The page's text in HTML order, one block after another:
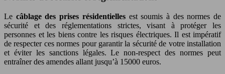
Le câblage des prises résidentielles est soumis à des normes de
sécurité et des réglementations strictes, visant à protéger les
personnes et les biens contre les risques électriques. Il est impératif
de respecter ces normes pour garantir la sécurité de votre installation
et éviter les sanctions légales. Le non-respect des normes peut
entraîner des amendes allant jusqu’à 15000 euros.